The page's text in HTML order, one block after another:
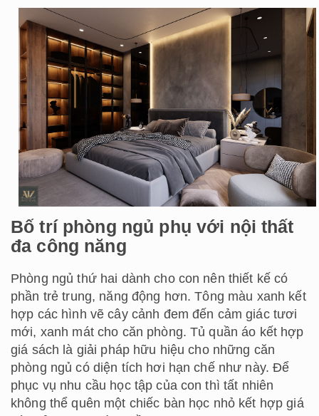
Bố trí phòng ngủ phụ với nội thất
đa công năng
Phòng ngủ thứ hai dành cho con nên thiết kế có
phần trẻ trung, năng động hơn. Tông màu xanh kết
hợp các hình vẽ cây cảnh đem đến cảm giác tươi
mới, xanh mát cho căn phòng. Tủ quần áo kết hợp
giá sách là giải pháp hữu hiệu cho những căn
phòng ngủ có diện tích hơi hạn chế như này. Để
phục vụ nhu cầu học tập của con thì tất nhiên
không thể quên một chiếc bàn học nhỏ kết hợp giá